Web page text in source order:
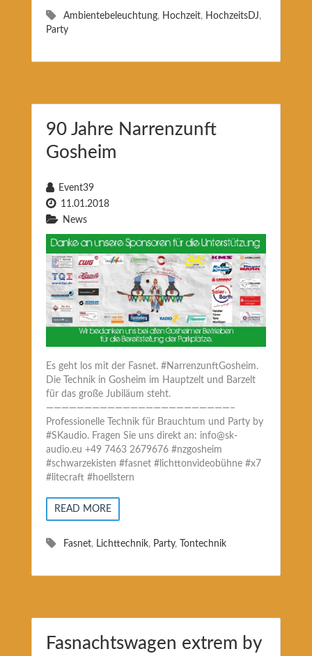
Ambientebeleuchtung, Hochzeit, HochzeitsDJ,
Party
90 Jahre Narrenzunft
Gosheim
Event39
11.01.2018
News
Es geht los mit der Fasnet. #NarrenzunftGosheim.
Die Technik in Gosheim im Hauptzelt und Barzelt
für das große Jubiläum steht.
————————————————————————–
Professionelle Technik für Brauchtum und Party by
#SKaudio. Fragen Sie uns direkt an: info@sk-
audio.eu +49 7463 2679676 #nzgosheim
#schwarzekisten #fasnet #lichttonvideobühne #x7
#litecraft #hoellstern
READ MORE
Fasnet, Lichttechnik, Party, Tontechnik
Fasnachtswagen extrem by